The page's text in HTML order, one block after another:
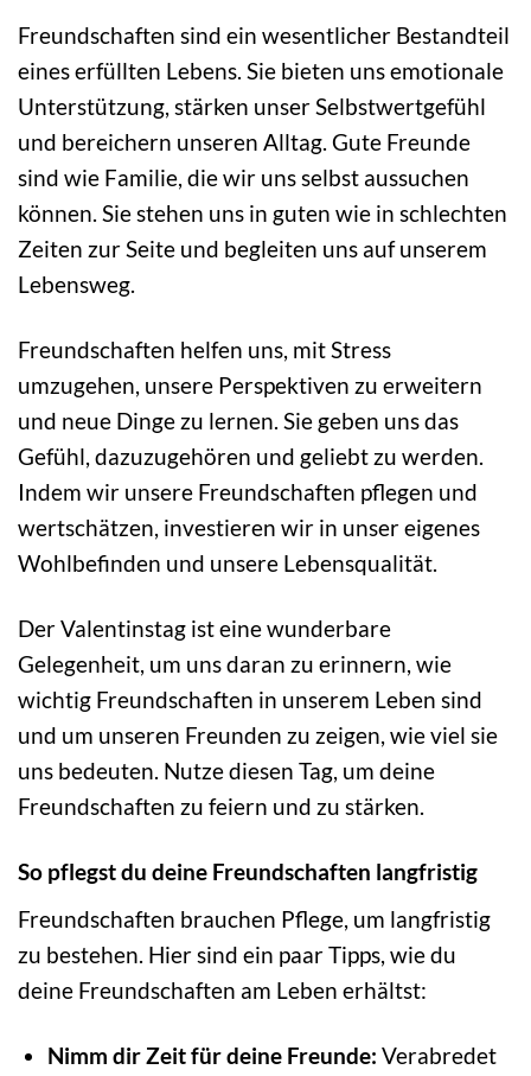
Freundschaften sind ein wesentlicher Bestandteil
eines erfüllten Lebens. Sie bieten uns emotionale
Unterstützung, stärken unser Selbstwertgefühl
und bereichern unseren Alltag. Gute Freunde
sind wie Familie, die wir uns selbst aussuchen
können. Sie stehen uns in guten wie in schlechten
Zeiten zur Seite und begleiten uns auf unserem
Lebensweg.
Freundschaften helfen uns, mit Stress
umzugehen, unsere Perspektiven zu erweitern
und neue Dinge zu lernen. Sie geben uns das
Gefühl, dazuzugehören und geliebt zu werden.
Indem wir unsere Freundschaften pflegen und
wertschätzen, investieren wir in unser eigenes
Wohlbefinden und unsere Lebensqualität.
Der Valentinstag ist eine wunderbare
Gelegenheit, um uns daran zu erinnern, wie
wichtig Freundschaften in unserem Leben sind
und um unseren Freunden zu zeigen, wie viel sie
uns bedeuten. Nutze diesen Tag, um deine
Freundschaften zu feiern und zu stärken.
So pflegst du deine Freundschaften langfristig
Freundschaften brauchen Pflege, um langfristig
zu bestehen. Hier sind ein paar Tipps, wie du
deine Freundschaften am Leben erhältst:
Nimm dir Zeit für deine Freunde: Verabredet